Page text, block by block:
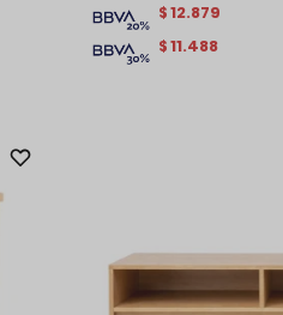
$ 11.488
$ 12.879